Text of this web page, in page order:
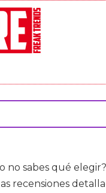
no sabes qué
recensiones